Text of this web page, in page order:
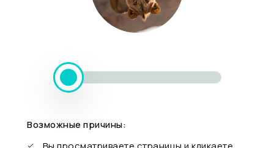
Возможные причины: